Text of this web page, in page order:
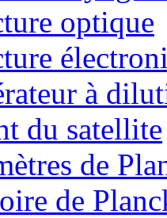
optique
à
du satellite
de
de